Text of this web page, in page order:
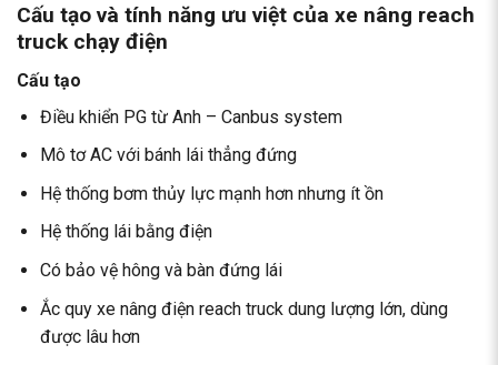
Cấu tạo và tính năng ưu việt của xe nâng reach
truck chạy điện
Cấu tạo
Điều khiển PG từ Anh – Canbus system
Mô tơ AC với bánh lái thẳng đứng
Hệ thống bơm thủy lực mạnh hơn nhưng ít ồn
Hệ thống lái bằng điện
Có bảo vệ hông và bàn đứng lái
Ắc quy xe nâng điện reach truck dung lượng lớn, dùng
được lâu hơn